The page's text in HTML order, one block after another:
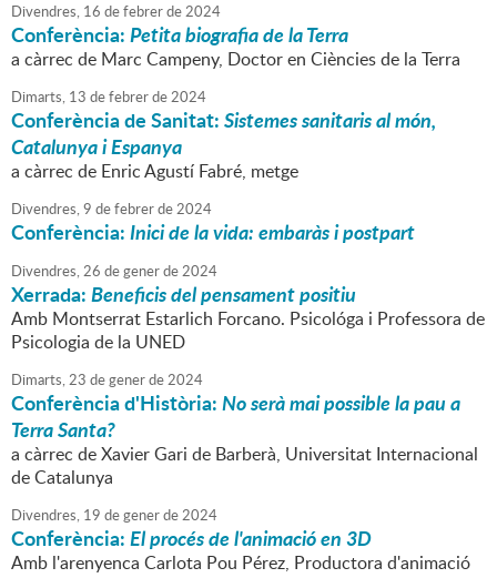
Divendres, 16 defebrerde2024
Conferència:Petita biografia de la Terra
a càrrec de Marc Campeny, Doctor en Ciències de la Terra
Dimarts, 13 defebrerde2024
Conferència de Sanitat:Sistemes sanitaris al món,
Catalunya i Espanya
a càrrec de Enric Agustí Fabré, metge
Divendres,9 defebrerde2024
Conferència:Inici de la vida: embaràs i postpart
Divendres,26 degenerde2024
Xerrada:Beneficis del pensament positiu
Amb Montserrat Estarlich Forcano. Psicológa i Professora de
Psicologia de la UNED
Dimarts,23 degenerde2024
Conferència d'Història:No serà mai possible la pau a
Terra Santa?
a càrrec de Xavier Gari de Barberà, Universitat Internacional
de Catalunya
Divendres, 19 degenerde2024
Conferència:El procés de l'animació en 3D
Amb l'arenyenca Carlota Pou Pérez, Productora d'animació